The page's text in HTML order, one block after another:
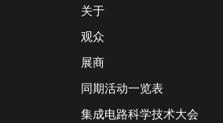
关于
观众
展商
同期活动一览表
集成电路科学技术大会